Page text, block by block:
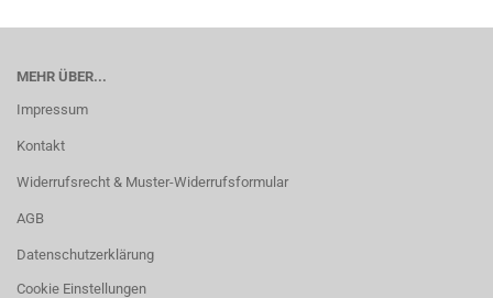
MEHR ÜBER...
Impressum
Kontakt
Widerrufsrecht & Muster-Widerrufsformular
AGB
Datenschutzerklärung
Cookie Einstellungen